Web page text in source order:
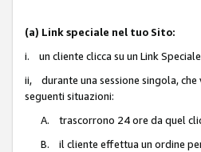
(a) Link speciale nel tuo Sito:
i. un cliente clicca su un Link
ii, durante una sessione singola, che
seguenti situazioni:
A. trascorrono 24 ore da quel
B. il cliente effettua un ordine